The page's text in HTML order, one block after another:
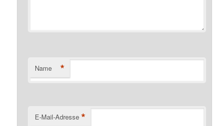
Name *
E-Mail-Adresse *